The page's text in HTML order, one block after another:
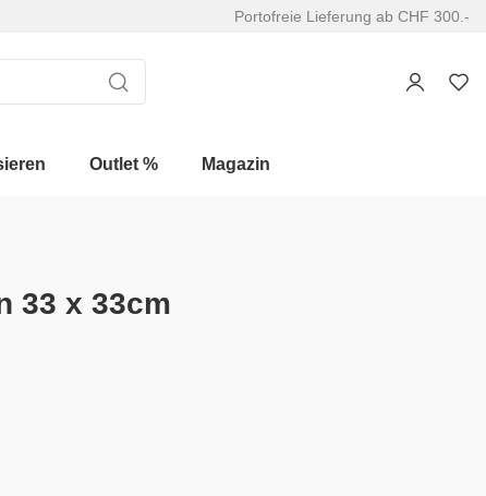
Portofreie Lieferung ab CHF 300.-
Outlet % Magazin
33 x 33cm